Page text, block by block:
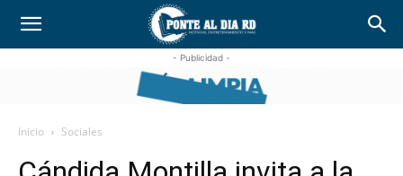
- Publicidad -
Inicio Sociales